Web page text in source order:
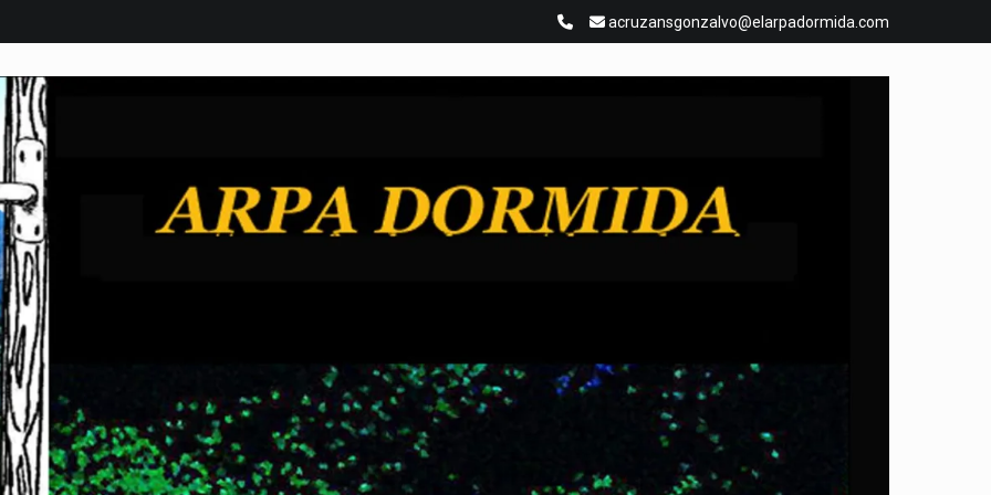
acruzansgonzalvo@elarpadormida.com